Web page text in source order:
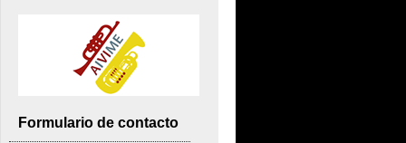
Formulario de contacto